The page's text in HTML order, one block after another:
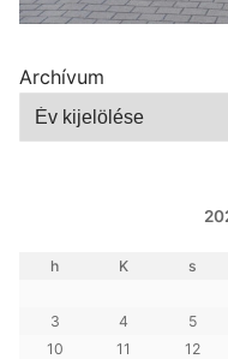
Archívum
h K s
3
4 5
10
11 12